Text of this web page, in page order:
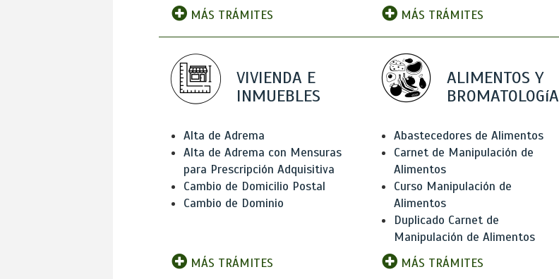
MÁS TRÁMITES
MÁS TRÁMITES
VIVIENDA E
INMUEBLES
Alta de Adrema
Alta de Adrema con Mensuras
para Prescripción Adquisitiva
Cambio de Domicilio Postal
Cambio de Dominio
MÁS TRÁMITES
ALIMENTOS Y
BROMATOLOGíA
Abastecedores de Alimentos
Carnet de Manipulación de
Alimentos
Curso Manipulación de
Alimentos
Duplicado Carnet de
Manipulación de Alimentos
MÁS TRÁMITES